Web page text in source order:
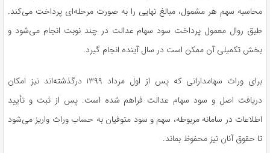
محاسبه سهم هر مشمول، مبالغ نهایی را به صورت مرحله‌ای پرداخت می‌کند.
طبق روال معمول پرداخت سود سهام عدالت در چند نوبت انجام می‌شود و
بخش تکمیلی آن ممکن است در سال آینده انجام گیرد.
برای وراث سهامدارانی که پس از اول مرداد ۱۳۹۹ درگذشته‌اند نیز امکان
دریافت اصل و سود سهام عدالت فراهم شده است. پس از ثبت و تأیید
اطلاعات در سامانه مربوطه، سهم و سود متوفیان به حساب وراث واریز می‌شود
تا حقوق آنان نیز محفوظ بماند.